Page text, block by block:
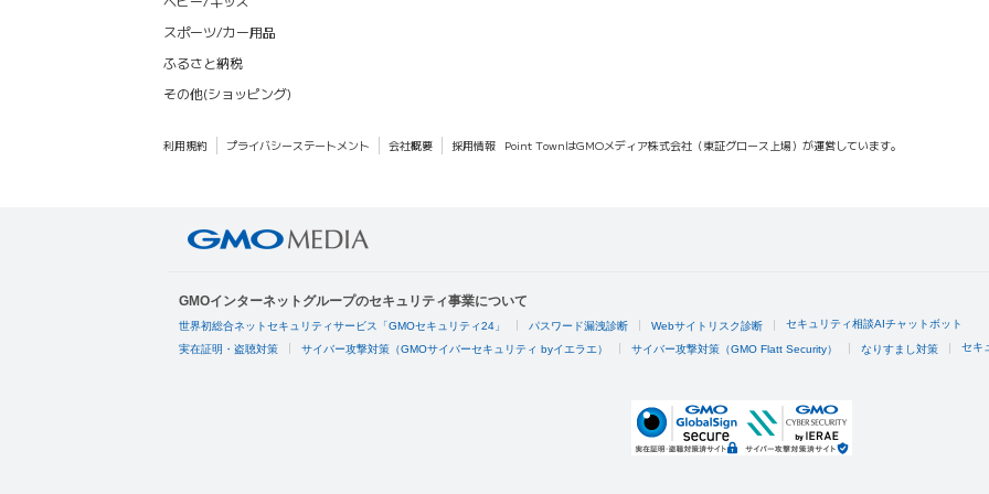
スポーツ/カー用品
ふるさと納税
その他(ショッピング)
利用規約 プライバシーステートメント 会社概要 採用情報 Point TownはGMOメディア株式会社（東証グロース上場）が運営しています。
GMOインターネットグループのセキュリティ事業について
世界初総合ネットセキュリティサービス「GMOセキュリティ24」 パスワード漏洩診断 Webサイトリスク診断 セキュリティ相談AIチャットボット
実在証明・盗聴対策 サイバー攻撃対策（GMOサイバーセキュリティ byイエラエ） サイバー攻撃対策（GMO Flatt Security） なりすまし対策 セキ